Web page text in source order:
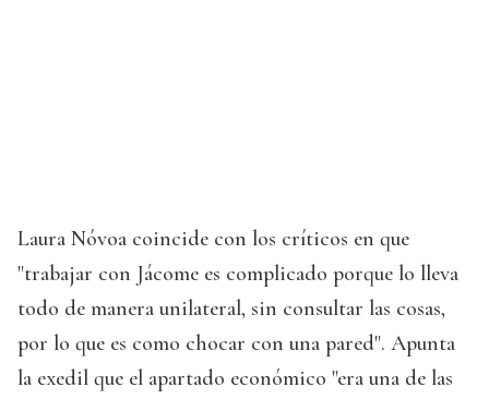
Laura Nóvoa coincide con los críticos en que
"trabajar con Jácome es complicado porque lo lleva
todo de manera unilateral, sin consultar las cosas,
por lo que es como chocar con una pared". Apunta
la exedil que el apartado económico "era una de las